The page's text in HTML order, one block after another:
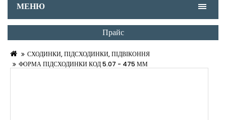
МЕНЮ
Прайс
СХОДИНКИ, ПІДСХОДИНКИ, ПІДВІКОННЯ
ФОРМА ПІДСХОДИНКИ КОД 5.07 - 475 ММ